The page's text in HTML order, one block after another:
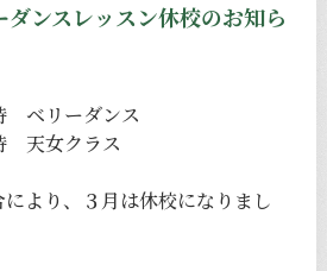
ンスレッスン休校のお知ら
ベリーダンス
女クラス
より、３月は休校になりまし